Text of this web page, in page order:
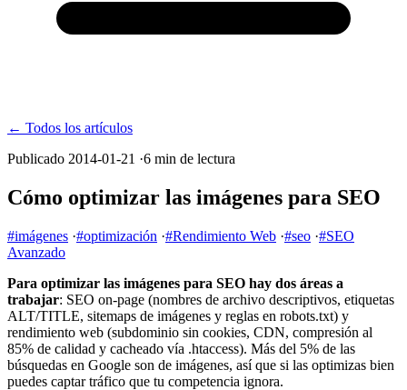
← Todos los artículos
Publicado 2014-01-21 ·6 min de lectura
Cómo optimizar las imágenes para SEO
#imágenes ·#optimización ·#Rendimiento Web ·#seo ·#SEO
Avanzado
Para optimizar las imágenes para SEO hay dos áreas a
trabajar: SEO on-page (nombres de archivo descriptivos, etiquetas
ALT/TITLE, sitemaps de imágenes y reglas en robots.txt) y
rendimiento web (subdominio sin cookies, CDN, compresión al
85% de calidad y cacheado vía .htaccess). Más del 5% de las
búsquedas en Google son de imágenes, así que si las optimizas bien
puedes captar tráfico que tu competencia ignora.